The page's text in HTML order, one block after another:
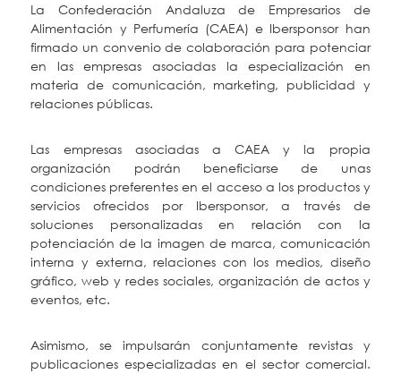
La Confederación Andaluza de Empresarios de
Alimentación y Perfumería (CAEA) e Ibersponsor han
firmado un convenio de colaboración para potenciar
en las empresas asociadas la especialización en
materia de comunicación, marketing, publicidad y
relaciones públicas.
Las empresas asociadas a CAEA y la propia
organización podrán beneficiarse de unas
condiciones preferentes en el acceso a los productos y
servicios ofrecidos por Ibersponsor, a través de
soluciones personalizadas en relación con la
potenciación de la imagen de marca, comunicación
interna y externa, relaciones con los medios, diseño
gráfico, web y redes sociales, organización de actos y
eventos, etc.
Asimismo, se impulsarán conjuntamente revistas y
publicaciones especializadas en el sector comercial.